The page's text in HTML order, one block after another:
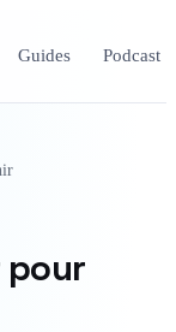
Guides Podcast
pour